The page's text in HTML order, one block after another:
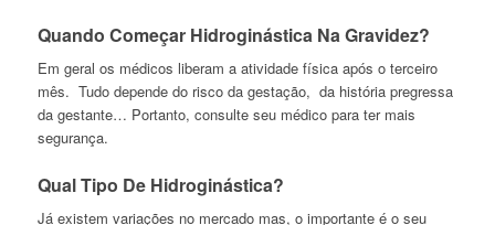
Quando Começar Hidroginástica Na Gravidez?
Em geral os médicos liberam a atividade física após o terceiro
mês. Tudo depende do risco da gestação, da história pregressa
da gestante… Portanto, consulte seu médico para ter mais
segurança.
Qual Tipo De Hidroginástica?
Já existem variações no mercado mas, o importante é o seu